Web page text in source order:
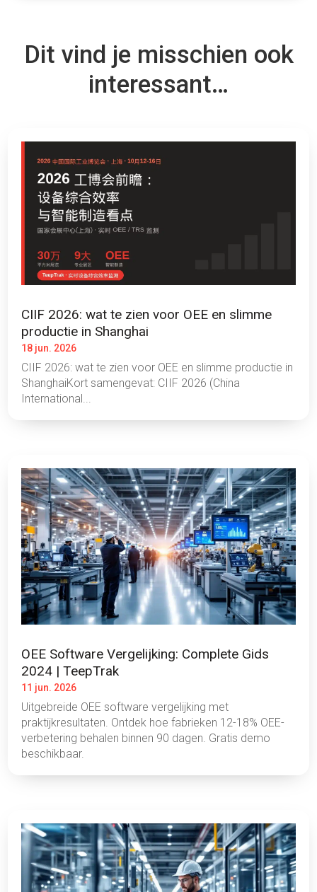
Dit vind je misschien ook
interessant…
CIIF 2026: wat te zien voor OEE en slimme
productie in Shanghai
18 jun. 2026
CIIF 2026: wat te zien voor OEE en slimme productie in
ShanghaiKort samengevat: CIIF 2026 (China
International...
OEE Software Vergelijking: Complete Gids
2024 | TeepTrak
11 jun. 2026
Uitgebreide OEE software vergelijking met
praktijkresultaten. Ontdek hoe fabrieken 12-18% OEE-
verbetering behalen binnen 90 dagen. Gratis demo
beschikbaar.